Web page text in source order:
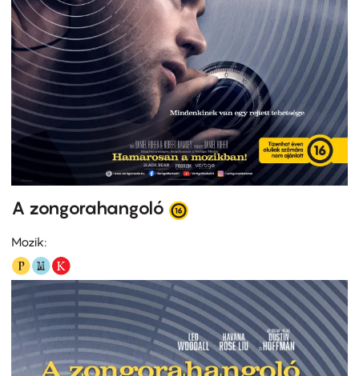
A zongorahangoló
Mozik: